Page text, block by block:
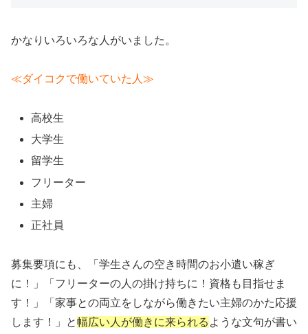
かなりいろいろな人がいました。
≪ダイコクで働いていた人≫
高校生
大学生
留学生
フリーター
主婦
正社員
募集要項にも、「学生さんの空き時間のお小遣い稼ぎ
に！」「フリーターの人の掛け持ちに！資格も目指せま
す！」「家事との両立をしながら働きたい主婦のかた応援
します！」と幅広い人が働きに来られる ような文句が書い